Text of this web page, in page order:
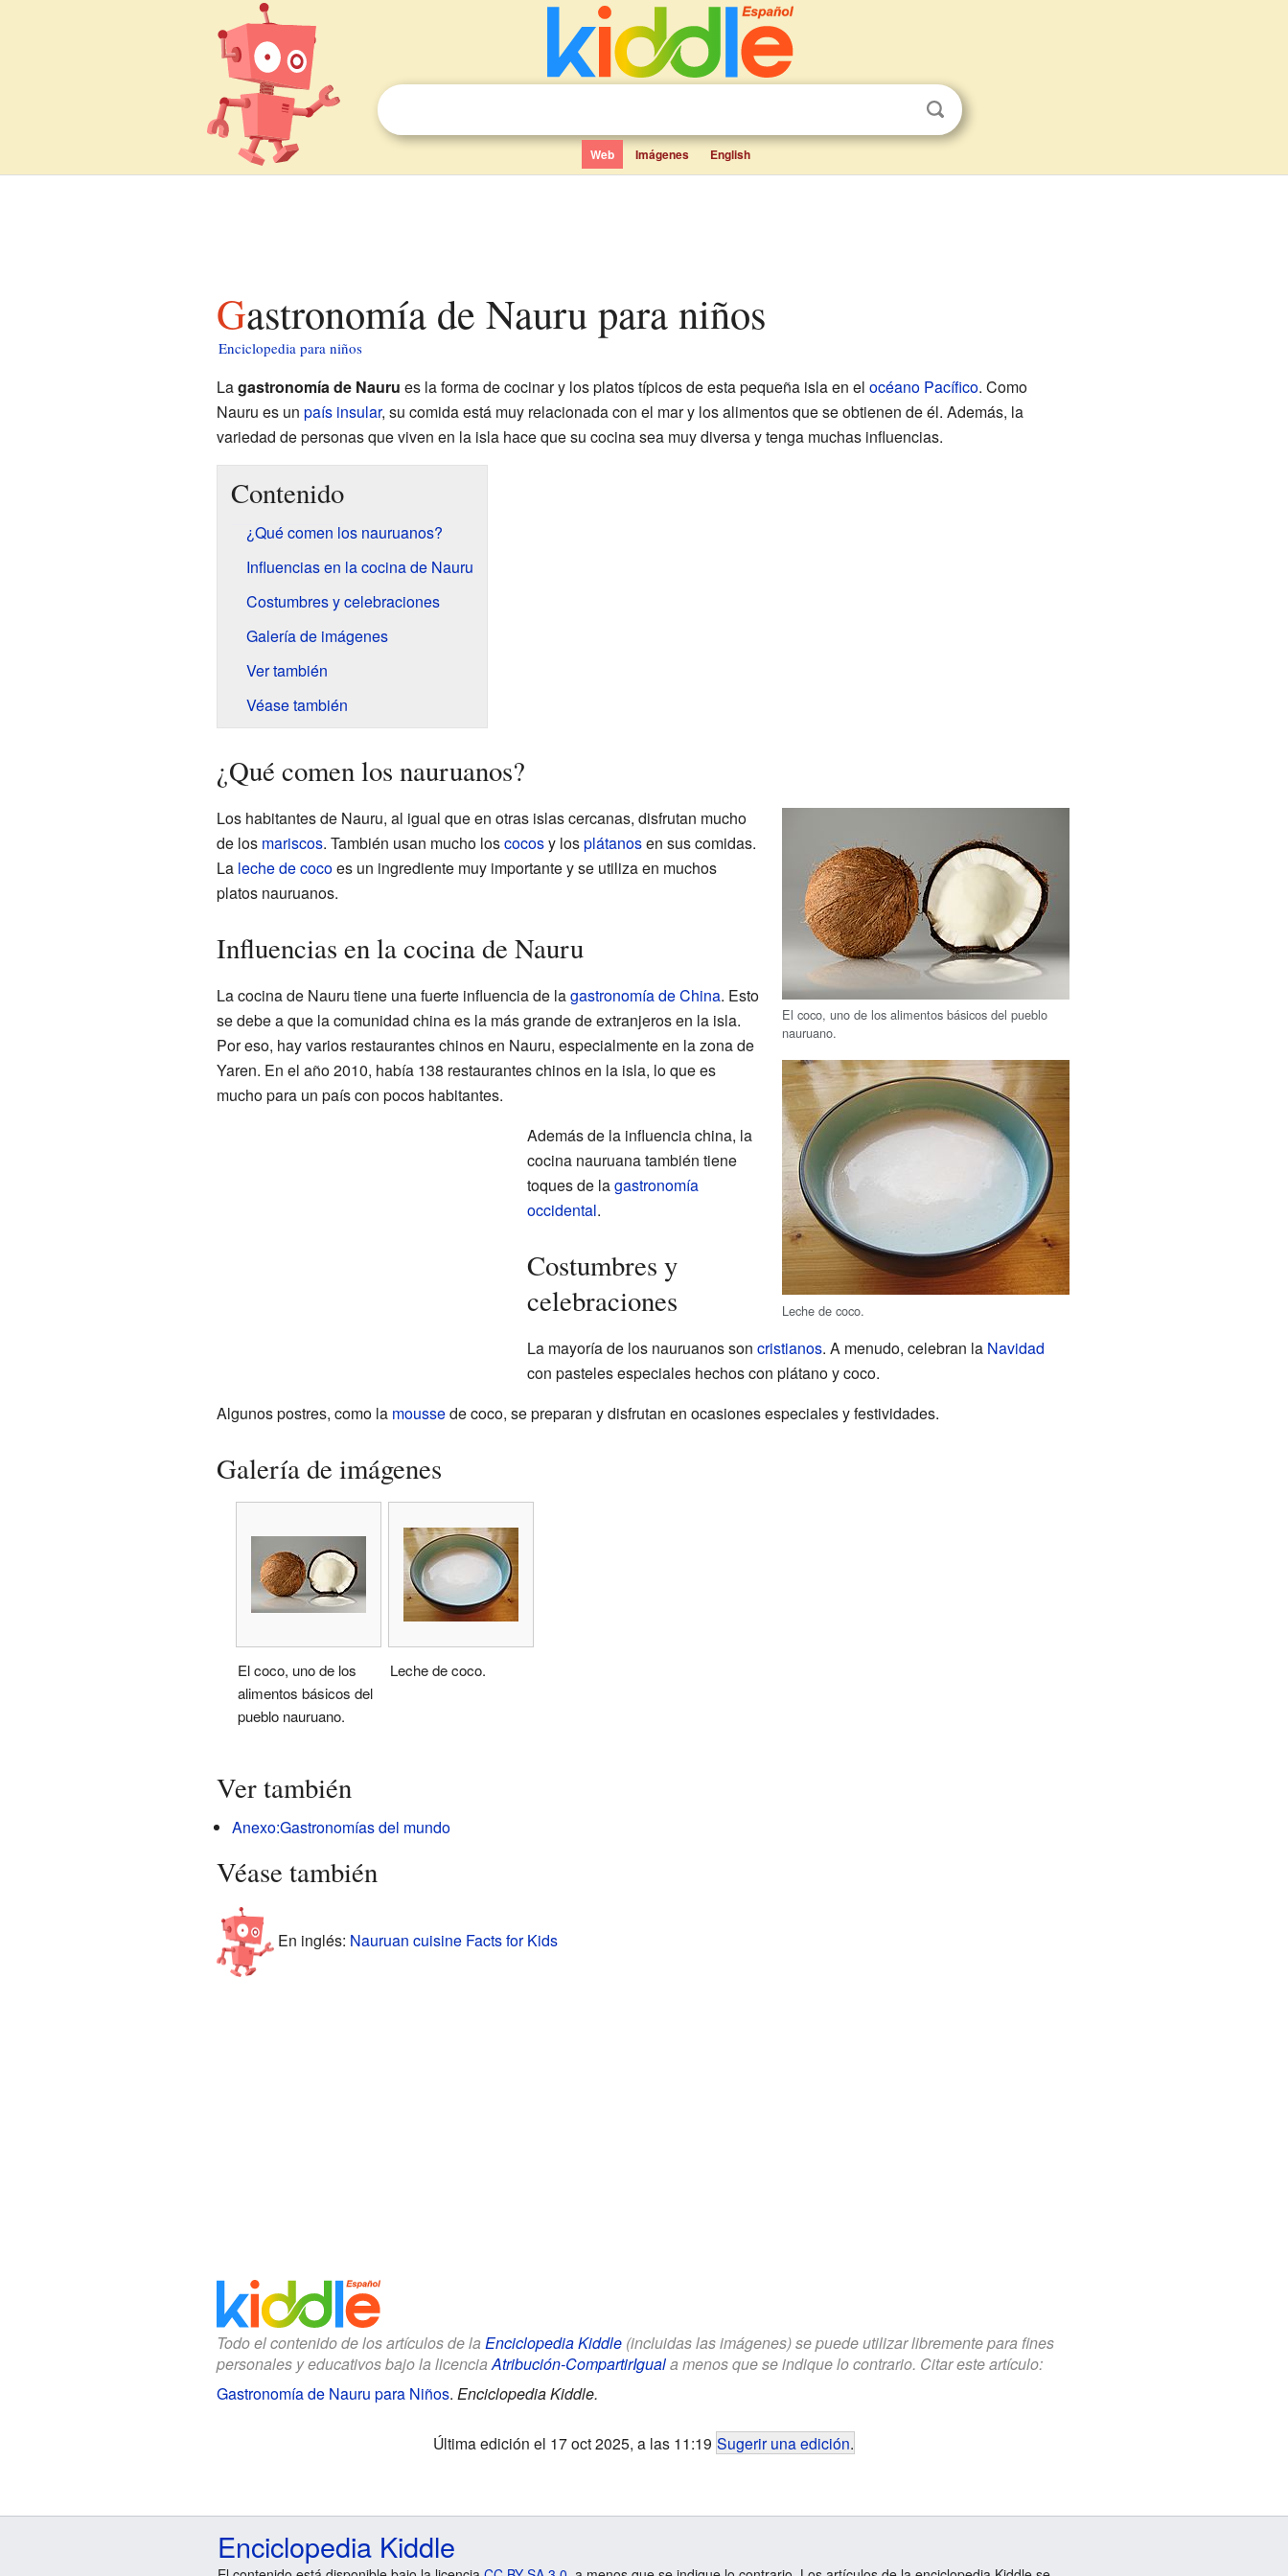
Web Imágenes English
Gastronomía de Nauru para niños
Enciclopedia para niños
Lagastronomía de Nauru es la forma de cocinar y los platos típicos de esta pequeña isla en el océano Pacífico. Como
Nauru es un país insular, su comida está muy relacionada con el mar y los alimentos que se obtienen de él. Además, la
variedad de personas que viven en la isla hace que su cocina sea muy diversa y tenga muchas influencias.
Contenido
¿Qué comen los nauruanos?
Influencias en la cocina de Nauru
Costumbres y celebraciones
Galería de imágenes
Ver también
Véase también
¿Qué comen los nauruanos?
El coco, uno de los alimentos básicos del pueblo
nauruano.
Leche de coco.
Los habitantes de Nauru, al igual que en otras islas cercanas, disfrutan mucho
de los mariscos. También usan mucho loscocosy losplátanosen sus comidas.
La leche de cocoes un ingrediente muy importante y se utiliza en muchos
platos nauruanos.
Influencias en la cocina de Nauru
La cocina de Nauru tiene una fuerte influencia de lagastronomía de China. Esto
se debe a que la comunidad china es la más grande de extranjeros en la isla.
Por eso, hay varios restaurantes chinos en Nauru, especialmente en la zona de
Yaren. En el año 2010, había 138 restaurantes chinos en la isla, lo que es
mucho para un país con pocos habitantes.
Además de la influencia china, la
cocina nauruana también tiene
toques de lagastronomía
occidental.
Costumbres y
celebraciones
La mayoría de los nauruanos son cristianos. A menudo, celebran la Navidad
con pasteles especiales hechos con plátano y coco.
Algunos postres, como la moussede coco, se preparan y disfrutan en ocasiones especiales y festividades.
Galería de imágenes
El coco, uno de los
alimentos básicos del
pueblo nauruano.
Leche de coco.
Ver también
Anexo:Gastronomías del mundo
Véase también
En inglés: Nauruan cuisine Facts for Kids
Todo el contenido de los artículos de la Enciclopedia Kiddle(incluidas las imágenes) se puede utilizar libremente para fines
personales y educativos bajo la licencia Atribución-CompartirIguala menos que se indique lo contrario. Citar este artículo:
Gastronomía de Nauru para Niños. Enciclopedia Kiddle.
Última edición el 17 oct 2025, a las 11:19 Sugerir una edición.
Enciclopedia Kiddle